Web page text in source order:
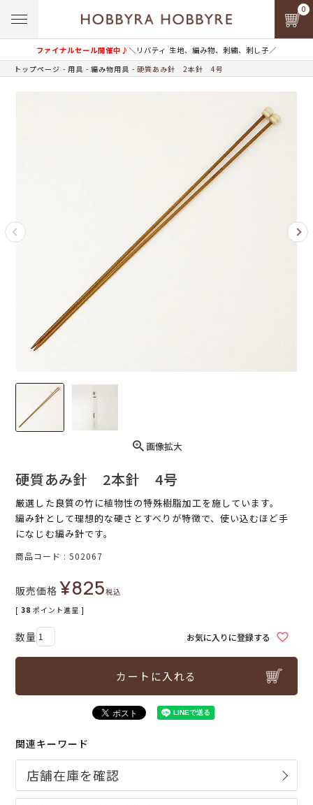
ファイナルセール開催中♪＼リバティ 生地、編み物、刺繍、刺し子／
0
トップページ 用具 編み物用具 硬質あみ針 2本針 4号
画像拡大
硬質あみ針 2本針 4号
厳選した良質の竹に植物性の特殊樹脂加工を施しています。
編み針として理想的な硬さとすべりが特徴で、使い込むほど手
になじむ編み針です。
商品コード 502067
販売価格 ¥825税込
[ 38 ポイント進呈 ]
お気に入りに登録する
カートに入れる
関連キーワード